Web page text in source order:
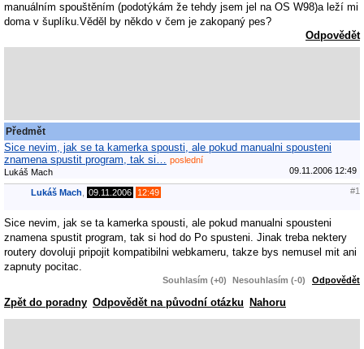
manuálním spouštěním (podotýkám že tehdy jsem jel na OS W98)a leží mi
doma v šuplíku.Věděl by někdo v čem je zakopaný pes?
Odpovědět
Předmět
Sice nevim, jak se ta kamerka spousti, ale pokud manualni spousteni
znamena spustit program, tak si…
poslední
Lukáš Mach
09.11.2006 12:49
Lukáš Mach 09.11.2006 12:49 #1
Sice nevim, jak se ta kamerka spousti, ale pokud manualni spousteni
znamena spustit program, tak si hod do Po spusteni. Jinak treba nektery
routery dovoluji pripojit kompatibilni webkameru, takze bys nemusel mit ani
zapnuty pocitac.
Souhlasím (+0) Nesouhlasím (-0) Odpovědět
Zpět do poradny Odpovědět na původní otázku Nahoru